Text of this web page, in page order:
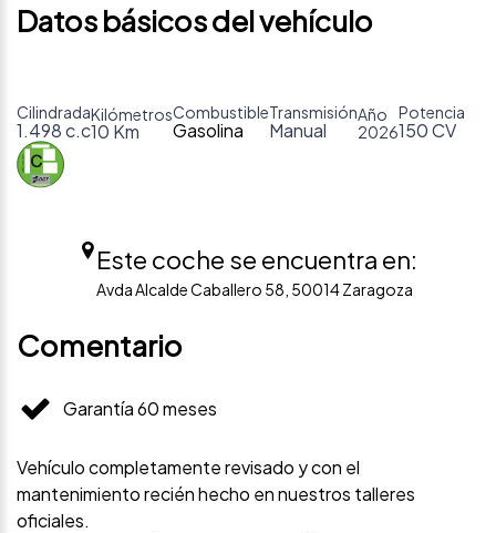
Datos básicos del vehículo
Cilindrada
1.498 c.c
Kilómetros
10 Km
Combustible
Gasolina
Transmisión
Manual
Año
2026
Potencia
150 CV
Este coche se encuentra en:
Avda Alcalde Caballero 58, 50014 Zaragoza
Comentario
Garantía 60 meses
Vehículo completamente revisado y con el
mantenimiento recién hecho en nuestros talleres
oficiales.